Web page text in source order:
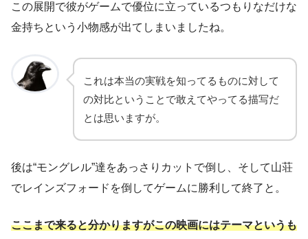
この展開で彼がゲームで優位に立っているつもりなだけな
金持ちという小物感が出てしまいましたね。
これは本当の実戦を知ってるものに対して
の対比ということで敢えてやってる描写だ
とは思いますが。
後は“モングレル”達をあっさりカットで倒し、そして山荘
でレインズフォードを倒してゲームに勝利して終了と。
ここまで来ると分かりますがこの映画にはテーマというも